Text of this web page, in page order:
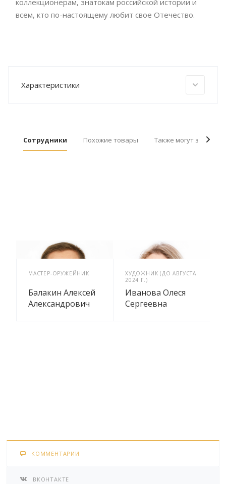
коллекционерам, знатокам российской истории и
всем, кто по-настоящему любит свое Отечество.
Характеристики
Сотрудники Похожие товары Также могут
МАСТЕР-ОРУЖЕЙНИК
Балакин Алексей
Александрович
ХУДОЖНИК (ДО АВГУСТА
2024 Г.)
Иванова Олеся
Сергеевна
КОММЕНТАРИИ
ВКОНТАКТЕ